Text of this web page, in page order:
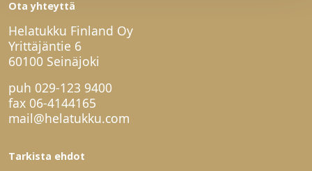
Ota yhteyttä
Helatukku Finland Oy
Yrittäjäntie 6
60100 Seinäjoki
puh 029-123 9400
fax 06-4144165
mail@helatukku.com
Tarkista ehdot